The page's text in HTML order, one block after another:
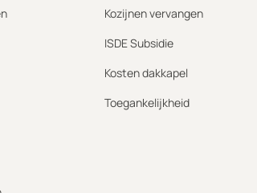
Kozijnen vervangen
ISDE Subsidie
Kosten dakkapel
Toegankelijkheid